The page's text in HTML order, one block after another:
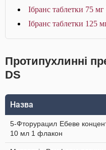
Ібранс таблетки 75
Ібранс таблетки 125
Протипухлинні
DS
Назва
5-Фторурацил Ебеве
10 мл 1 флакон